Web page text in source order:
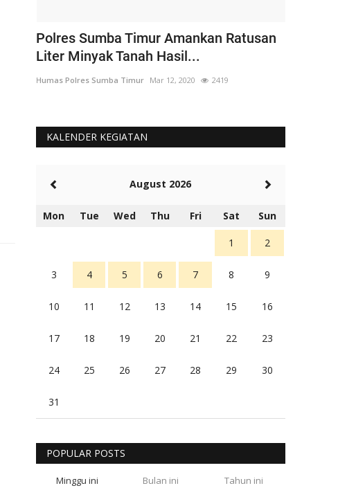
Polres Sumba Timur Amankan Ratusan
Liter Minyak Tanah Hasil...
Humas Polres Sumba Timur Mar 12, 2020 2419
KALENDER KEGIATAN
August 2026
Mon Tue Wed Thu Fri Sat Sun
1 2
3 4 5 6 7 8 9
10 11 12 13 14 15 16
17 18 19 20 21 22 23
24 25 26 27 28 29 30
31
POPULAR POSTS
Minggu ini Bulan ini Tahun ini